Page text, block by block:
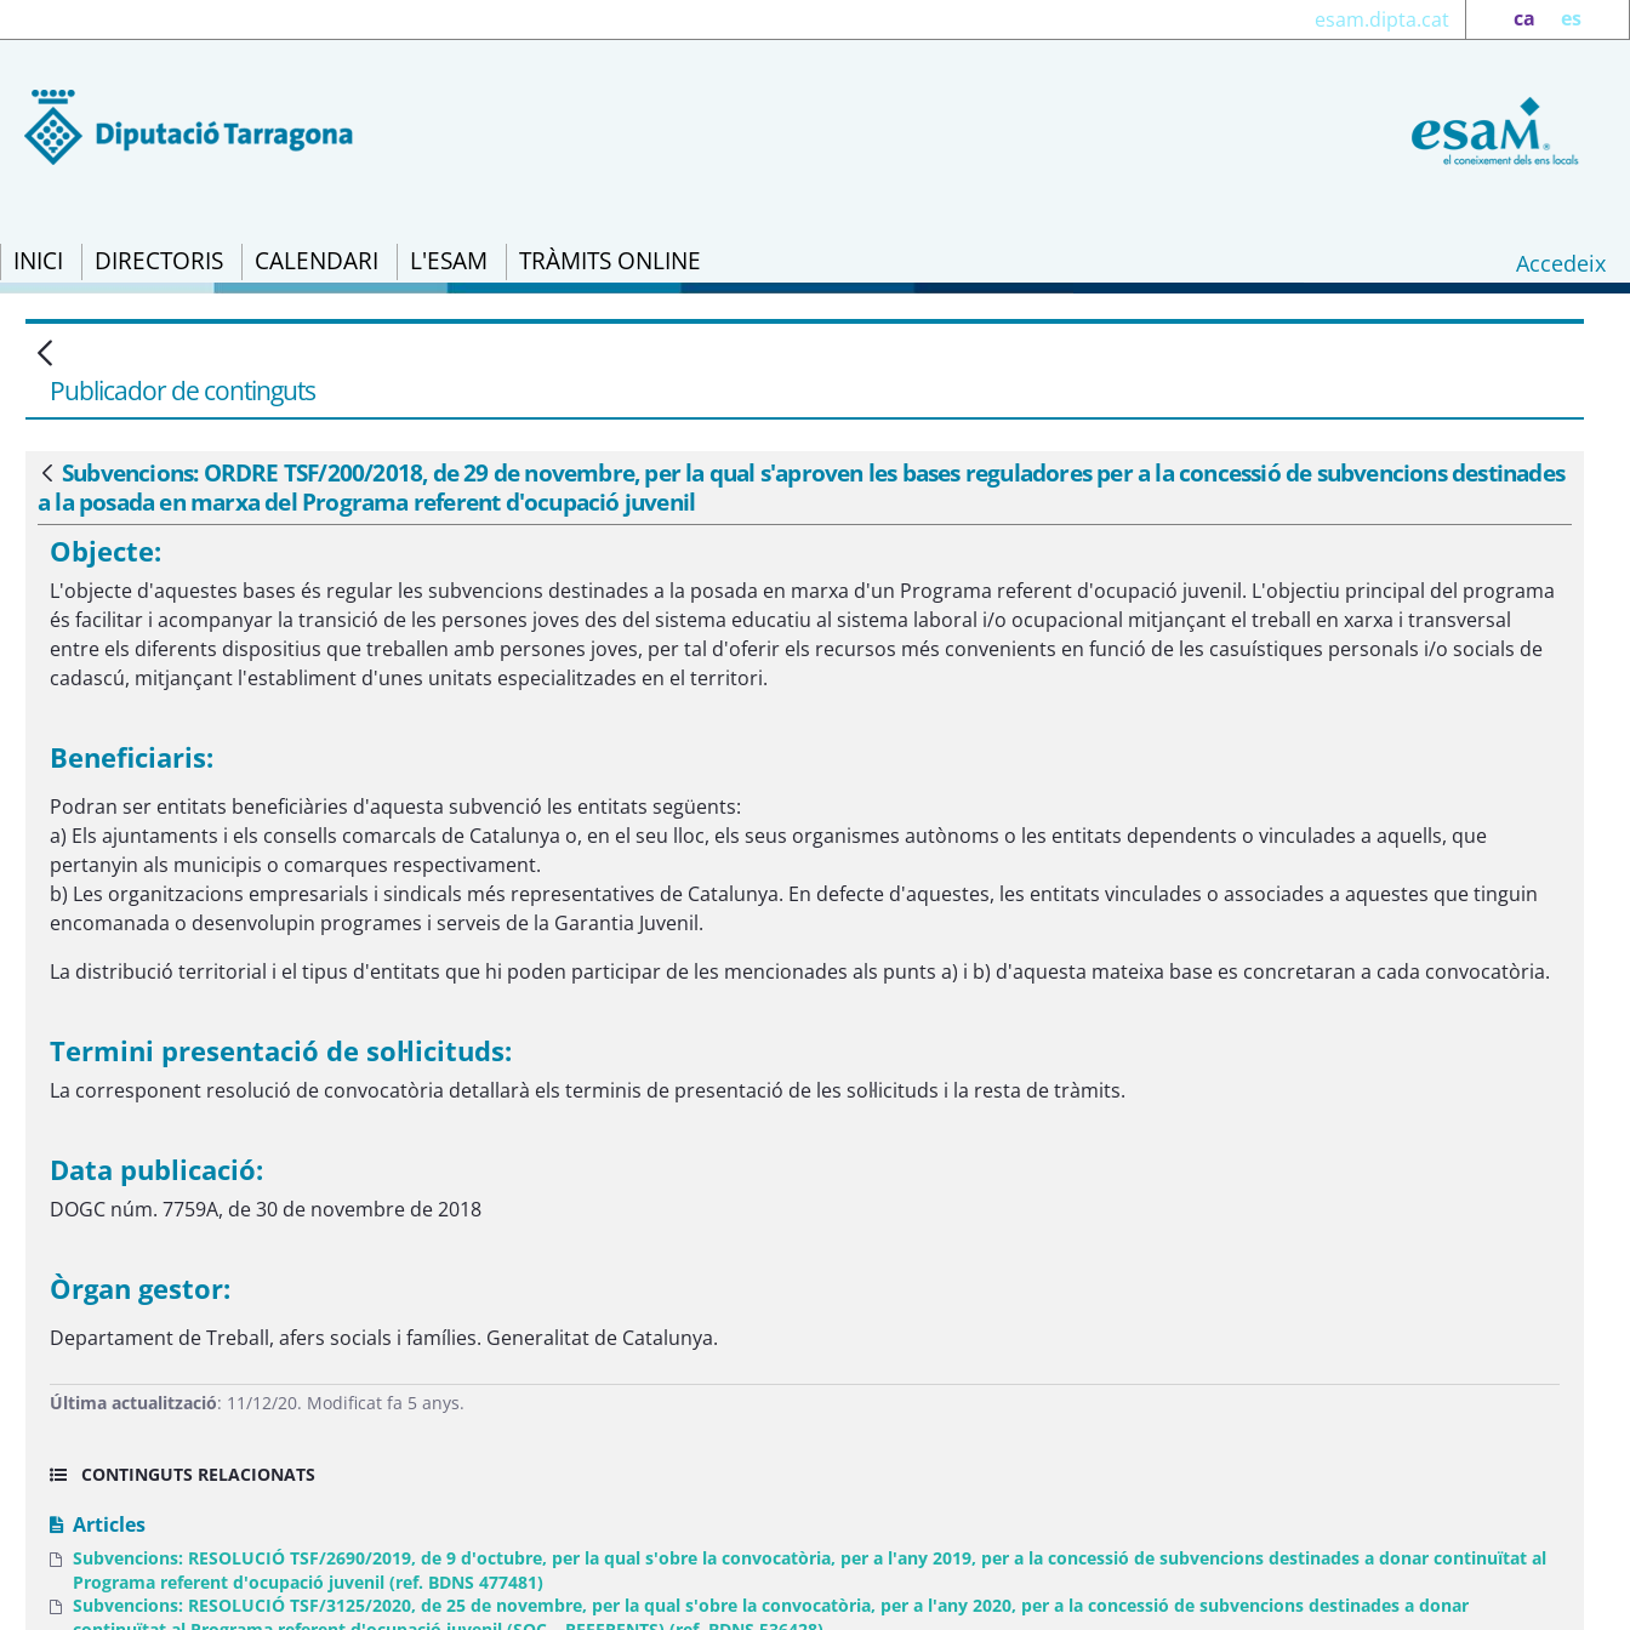
ca es
esam.dipta.cat
INICI DIRECTORIS CALENDARI L'ESAM TRÀMITS ONLINE Accedeix
Subvencions: ORDRE TSF/200/2018, de 29 de novembre, per la qual s&#39;aproven les bases reguladores per a la concessió
de subvencions destinades a la posada en marxa del Programa referent d&#39;ocupació juvenil - eSAM
Publicador de continguts
Vés enrere
Subvencions: ORDRE TSF/200/2018, de 29 de novembre, per la qual s'aproven les bases reguladores per a la concessió de subvencions destinades
a la posada en marxa del Programa referent d'ocupació juvenil
Objecte:
L'objecte d'aquestes bases és regular les subvencions destinades a la posada en marxa d'un Programa referent d'ocupació juvenil. L'objectiu principal del programa
és facilitar i acompanyar la transició de les persones joves des del sistema educatiu al sistema laboral i/o ocupacional mitjançant el treball en xarxa i transversal
entre els diferents dispositius que treballen amb persones joves, per tal d'oferir els recursos més convenients en funció de les casuístiques personals i/o socials de
cadascú, mitjançant l'establiment d'unes unitats especialitzades en el territori.
Beneficiaris:
Podran ser entitats beneficiàries d'aquesta subvenció les entitats següents:
a) Els ajuntaments i els consells comarcals de Catalunya o, en el seu lloc, els seus organismes autònoms o les entitats dependents o vinculades a aquells, que
pertanyin als municipis o comarques respectivament.
b) Les organitzacions empresarials i sindicals més representatives de Catalunya. En defecte d'aquestes, les entitats vinculades o associades a aquestes que tinguin
encomanada o desenvolupin programes i serveis de la Garantia Juvenil.
La distribució territorial i el tipus d'entitats que hi poden participar de les mencionades als punts a) i b) d'aquesta mateixa base es concretaran a cada convocatòria.
Termini presentació de sol·licituds:
La corresponent resolució de convocatòria detallarà els terminis de presentació de les sol·licituds i la resta de tràmits.
Data publicació:
DOGC núm. 7759A, de 30 de novembre de 2018
Òrgan gestor:
Departament de Treball, afers socials i famílies. Generalitat de Catalunya.
Última actualització: 11/12/20. Modificat fa 5 anys.
CONTINGUTS RELACIONATS
Articles
Subvencions: RESOLUCIÓ TSF/2690/2019, de 9 d'octubre, per la qual s'obre la convocatòria, per a l'any 2019, per a la concessió de subvencions destinades a donar continuïtat al
Programa referent d'ocupació juvenil (ref. BDNS 477481)
Subvencions: RESOLUCIÓ TSF/3125/2020, de 25 de novembre, per la qual s'obre la convocatòria, per a l'any 2020, per a la concessió de subvencions destinades a donar